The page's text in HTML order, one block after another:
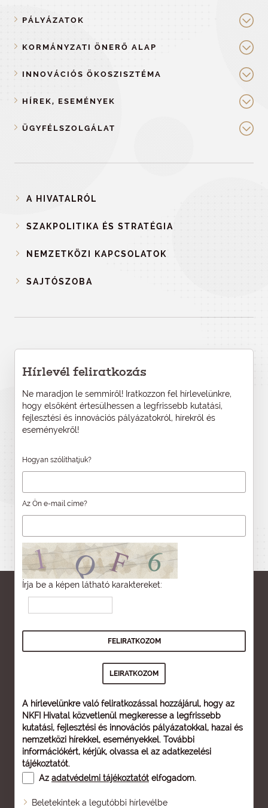
PÁLYÁZATOK
KORMÁNYZATI ÖNERŐ ALAP
INNOVÁCIÓS ÖKOSZISZTÉMA
HÍREK, ESEMÉNYEK
ÜGYFÉLSZOLGÁLAT
A HIVATALRÓL
SZAKPOLITIKA ÉS STRATÉGIA
NEMZETKÖZI KAPCSOLATOK
SAJTÓSZOBA
Hírlevél feliratkozás
Ne maradjon le semmiről! Iratkozzon fel hírlevelünkre,
hogy elsőként értesülhessen a legfrissebb kutatási,
fejlesztési és innovációs pályázatokról, hírekről és
eseményekről!
Hogyan szólíthatjuk?
Az Ön e-mail címe?
Írja be a képen látható karaktereket:
A hírlevelünkre való feliratkozással hozzájárul, hogy az
NKFI Hivatal közvetlenül megkeresse a legfrissebb
kutatási, fejlesztési és innovációs pályázatokkal, hazai és
nemzetközi hírekkel, eseményekkel. További
információkért, kérjük, olvassa el az adatkezelési
tájékoztatót.
Az adatvédelmi tájékoztatót elfogadom.
Beletekintek a legutóbbi hírlevélbe